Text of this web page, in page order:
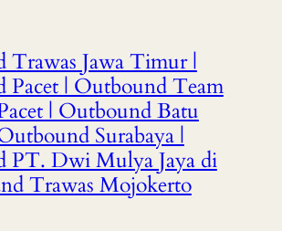
Trawas Jawa Timur |
Pacet | Outbound Team
| Outbound Batu
Surabaya |
PT. Dwi Mulya Jaya di
Trawas Mojokerto